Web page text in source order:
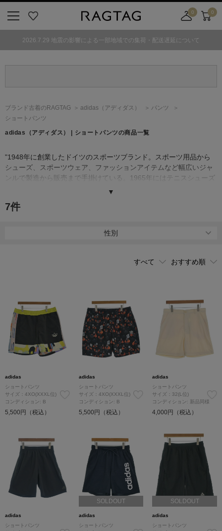
気
0
舗
カ
0
2026.7.29 地震の影響による一部地域での集荷・配送遅延について
ブランド古着のRAGTAG adidas （アディダス）
パンツ
ショートパンツ
adidas （アディダス） | ショートパンツの商品一覧
"1948年に創業したドイツのスポーツブランド。スポーツ用品から
シューズ、スポーツウェア、ファッションアイテムなど幅広いジャ
ンルで製造から販売まで手掛けている。1965年にはテニスシューズ
モデルは現在でも復刻されて販売され続けている。2001年にはスニ
［adidas Originals（アディダス オリジナルス）］をスタートした。
▼
7件
性別
adidas
ショートパンツ
サイズ：4XO(XXXL位)
コンディション: B
5,500円（税込）
adidas
ショートパンツ
サイズ：4XO(XXXL位)
コンディション: B
5,500円（税込）
adidas
ショートパンツ
サイズ：32(L位)
コンディション: 新品同様
4,000円（税込）
adidas
ショートパンツ
SOLDOUT
adidas
ショートパンツ
SOLDOUT
adidas
ショートパンツ